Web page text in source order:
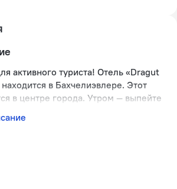
активного туриста! Отель «Dragut
в Бахчелиэвлере. Этот
в центре города. Утром — выпейте